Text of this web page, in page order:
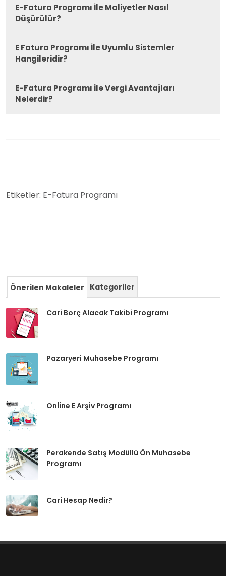
E-Fatura Programı İle Maliyetler Nasıl
Düşürülür?
E Fatura Programı İle Uyumlu Sistemler
Hangileridir?
E-Fatura Programı İle Vergi Avantajları
Nelerdir?
Etiketler: E-Fatura Programı
Önerilen Makaleler Kategoriler
Cari Borç Alacak Takibi Programı
Pazaryeri Muhasebe Programı
Online E Arşiv Programı
Perakende Satış Modüllü Ön Muhasebe
Programı
Cari Hesap Nedir?